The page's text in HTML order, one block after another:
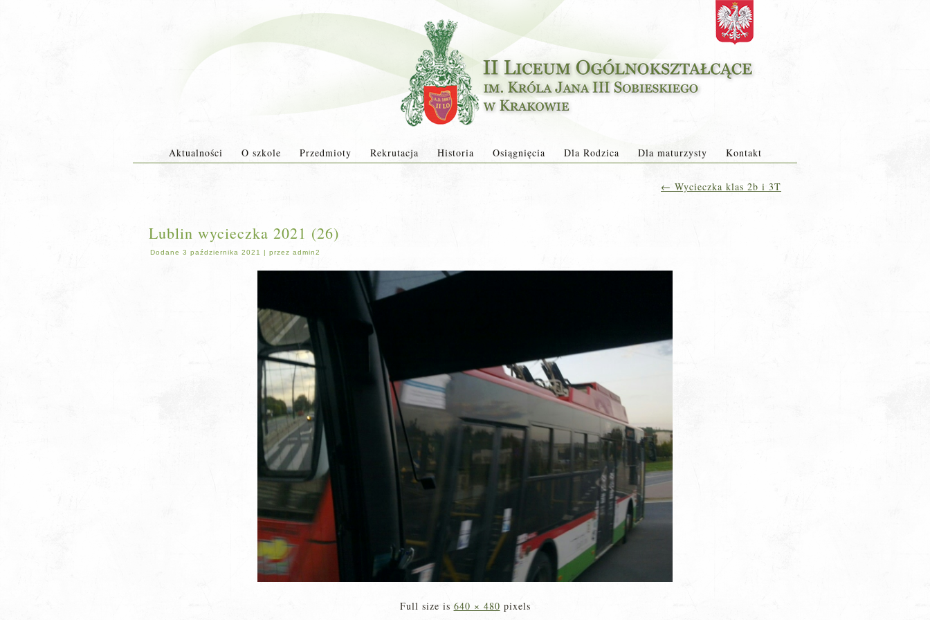
Aktualności O szkole Przedmioty Rekrutacja Historia Osiągnięcia Dla Rodzica Dla maturzysty Kontakt
← Wycieczka klas 2b i 3T
Lublin wycieczka 2021 (26)
Dodane 3 października 2021 | przez admin2
Full size is 640 × 480 pixels